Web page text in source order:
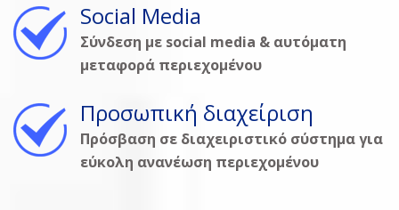
Social Media
Σύνδεση με social media & αυτόματη
μεταφορά περιεχομένου
Προσωπική διαχείριση
Πρόσβαση σε διαχειριστικό σύστημα για
εύκολη ανανέωση περιεχομένου